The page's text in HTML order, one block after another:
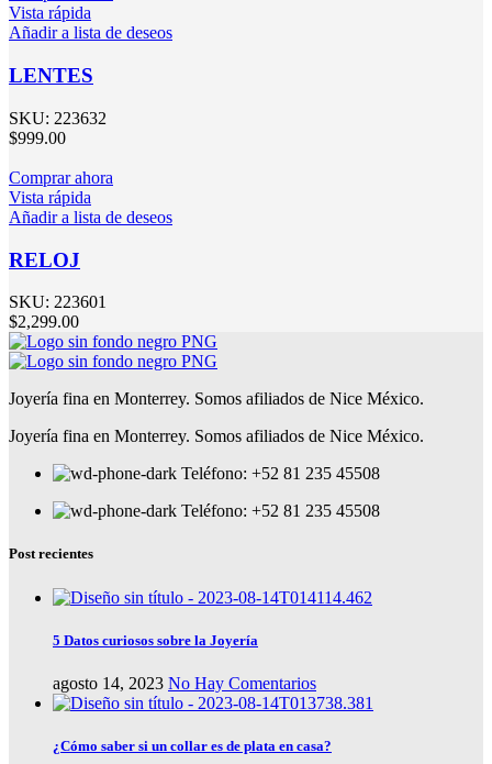
Vista rápida
Añadir a lista de deseos
LENTES
SKU: 223632
$999.00
Comprar ahora
Vista rápida
Añadir a lista de deseos
RELOJ
SKU: 223601
$2,299.00
Joyería fina en Monterrey. Somos afiliados de Nice México.
Joyería fina en Monterrey. Somos afiliados de Nice México.
Teléfono: +52 81 235 45508
Teléfono: +52 81 235 45508
Post recientes
5 Datos curiosos sobre la Joyería
agosto 14, 2023 No Hay Comentarios
¿Cómo saber si un collar es de plata en casa?